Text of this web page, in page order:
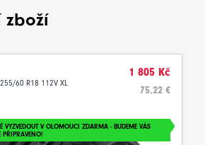
zboží
255/60 R18 112V XL
1 805 Kč
75.22 €
VYZVEDOUT V OLOMOUCI ZDARMA - BUDEME VÁS
PŘIPRAVENO!